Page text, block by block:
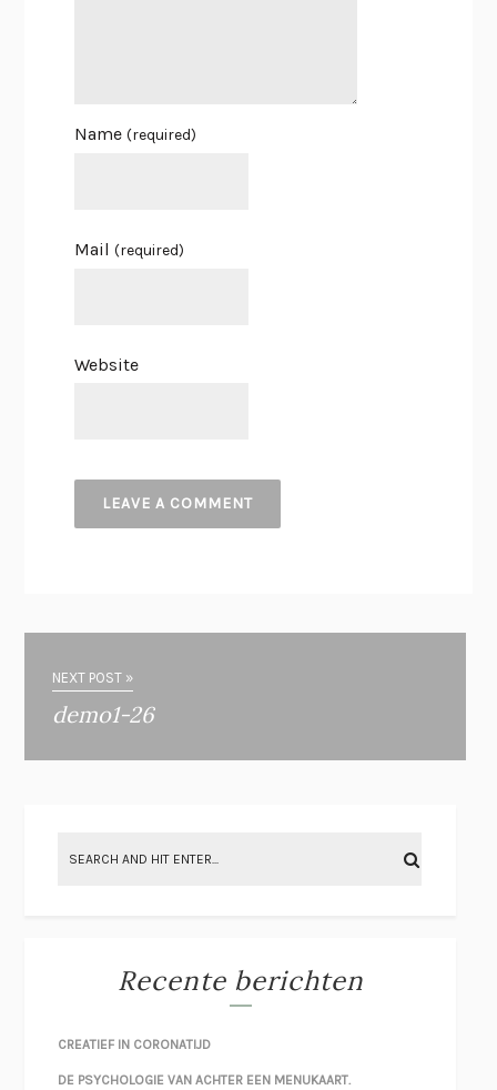
Name(required)
Mail(required)
Website
NEXT POST »
demo1-26
Recente berichten
CREATIEF IN CORONATIJD
DE PSYCHOLOGIE VAN ACHTER EEN MENUKAART.